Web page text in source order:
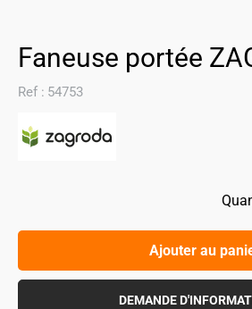
Faneuse portée
Ref : 54753
Ajouter au
DEMANDE